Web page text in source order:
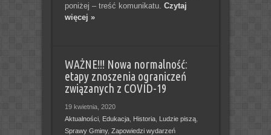
poniżej – treść komunikatu. Czytaj
więcej »
WAŻNE!!! Nowa normalność:
etapy znoszenia ograniczeń
związanych z COVID-19
19 kwietnia, 2020
Aktualności, Edukacja, Historia, Ludzie piszą,
Sprawy Gminy, Zapowiedzi wydarzeń